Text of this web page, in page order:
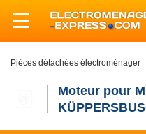
Pièces détachées électroménager
Moteur pour